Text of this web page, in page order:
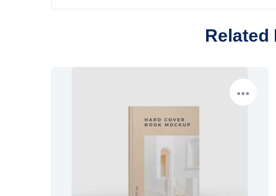
Related